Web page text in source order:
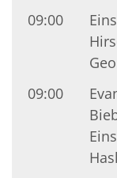
09:00
09:00